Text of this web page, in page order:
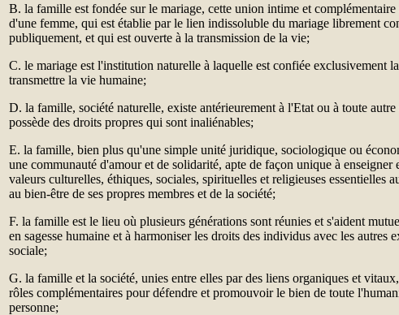
B. la famille est fondée sur le mariage, cette union intime et
d'une femme, qui est établie par le lien indissoluble du mariage librement
publiquement, et qui est ouverte à la transmission de la vie;
C. le mariage est l'institution naturelle à laquelle est confiée exclusivement
transmettre la vie humaine;
D. la famille, société naturelle, existe antérieurement à l'Etat ou à toute
possède des droits propres qui sont inaliénables;
E. la famille, bien plus qu'une simple unité juridique, sociologique ou
une communauté d'amour et de solidarité, apte de façon unique à enseigner
valeurs culturelles, éthiques, sociales, spirituelles et religieuses essentielles
au bien-être de ses propres membres et de la société;
F. la famille est le lieu où plusieurs générations sont réunies et s'aident
en sagesse humaine et à harmoniser les droits des individus avec les autres
sociale;
G. la famille et la société, unies entre elles par des liens organiques et
rôles complémentaires pour défendre et promouvoir le bien de toute
personne;